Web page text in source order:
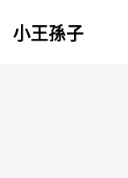
小王孫子